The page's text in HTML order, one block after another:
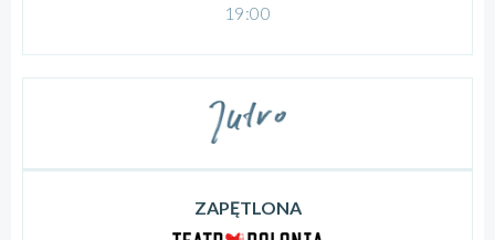
19:00
ZAPĘTLONA